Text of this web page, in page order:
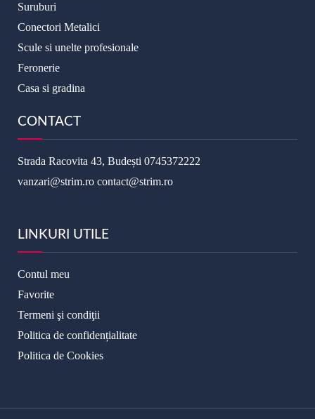
Suruburi
Conectori Metalici
Scule si unelte profesionale
Feronerie
Casa si gradina
CONTACT
Strada Racovita 43, Budești 0745372222
vanzari@strim.ro contact@strim.ro
LINKURI UTILE
Contul meu
Favorite
Termeni şi condiţii
Politica de confidențialitate
Politica de Cookies